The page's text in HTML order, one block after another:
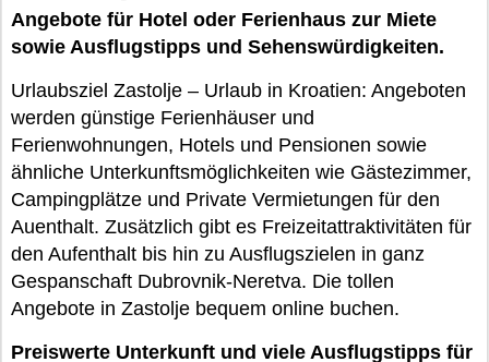
Angebote für Hotel oder Ferienhaus zur Miete
sowie Ausflugstipps und Sehenswürdigkeiten.
Urlaubsziel Zastolje – Urlaub in Kroatien: Angeboten
werden günstige Ferienhäuser und
Ferienwohnungen, Hotels und Pensionen sowie
ähnliche Unterkunftsmöglichkeiten wie Gästezimmer,
Campingplätze und Private Vermietungen für den
Auenthalt. Zusätzlich gibt es Freizeitattraktivitäten für
den Aufenthalt bis hin zu Ausflugszielen in ganz
Gespanschaft Dubrovnik-Neretva. Die tollen
Angebote in Zastolje bequem online buchen.
Preiswerte Unterkunft und viele Ausflugstipps für